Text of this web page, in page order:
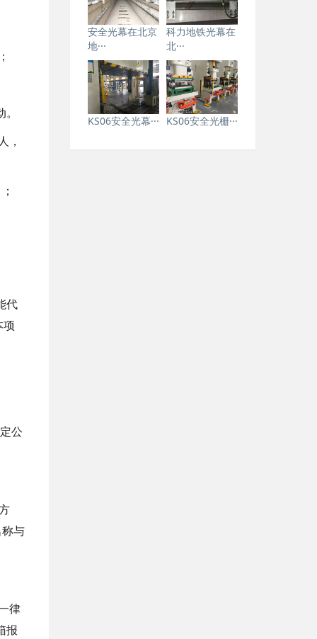
。
，
代
项
公
与
律
报
安全光幕在北京
地···
科力地铁光幕在
北···
KS06安全光幕··· KS06安全光栅···